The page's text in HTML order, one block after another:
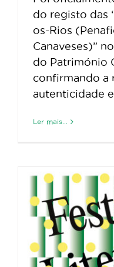
do registo das
os-Rios
Canaveses)”
do Património
confirmando a
autenticidade
Ler mais...